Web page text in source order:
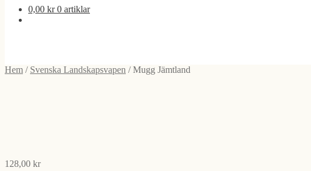
0,00 kr 0 artiklar
Hem / Svenska Landskapsvapen /Mugg Jämtland
128,00 kr